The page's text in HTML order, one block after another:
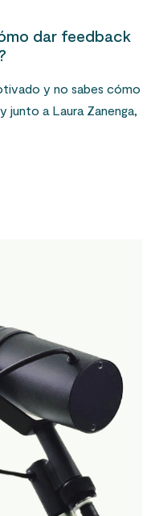
dar feedback
y no sabes cómo
junto a Laura Zanenga,